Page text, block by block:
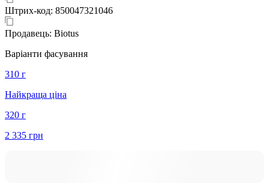
Штрих-код: 850047321046
Продавець: Biotus
Варіанти фасування
310 г
Найкраща ціна
320 г
2 335 грн